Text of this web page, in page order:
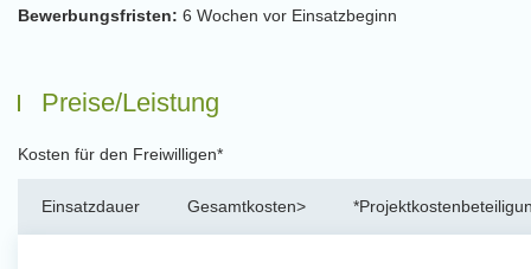
Bewerbungsfristen: 6 Wochen vor Einsatzbeginn
Preise/Leistung
Kosten für den Freiwilligen*
Einsatzdauer Gesamtkosten>